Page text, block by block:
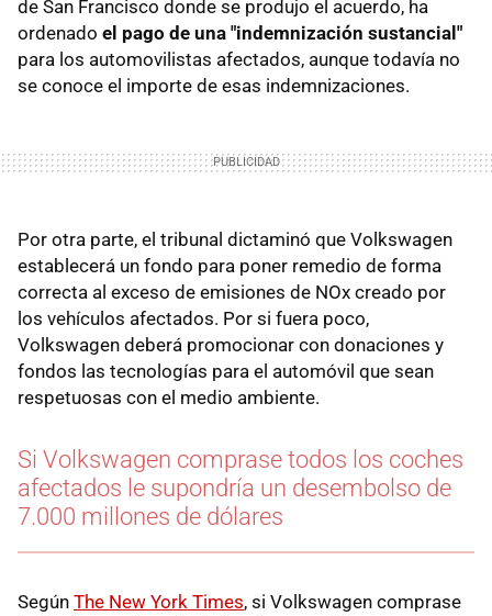
de San Francisco donde se produjo el acuerdo, ha
ordenado el pago de una "indemnización sustancial"
para los automovilistas afectados, aunque todavía no
se conoce el importe de esas indemnizaciones.
Por otra parte, el tribunal dictaminó que Volkswagen
establecerá un fondo para poner remedio de forma
correcta al exceso de emisiones de NOx creado por
los vehículos afectados. Por si fuera poco,
Volkswagen deberá promocionar con donaciones y
fondos las tecnologías para el automóvil que sean
respetuosas con el medio ambiente.
Si Volkswagen comprase todos los coches
afectados le supondría un desembolso de
7.000 millones de dólares
Según The New York Times, si Volkswagen comprase